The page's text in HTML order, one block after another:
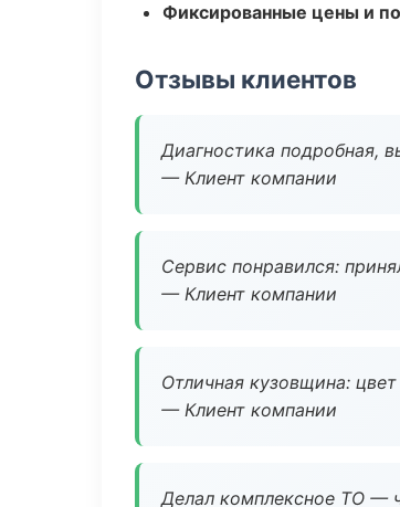
Фиксированные цены и
Отзывы клиентов
Диагностика подробная,
— Клиент компании
Сервис понравился:
— Клиент компании
Отличная кузовщина:
— Клиент компании
Делал комплексное ТО —